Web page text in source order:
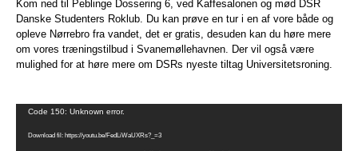
Kom ned til Peblinge Dossering 6, ved Kaffesalonen og mød DSR
Danske Studenters Roklub. Du kan prøve en tur i en af vore både og
opleve Nørrebro fra vandet, det er gratis, desuden kan du høre mere
om vores træningstilbud i Svanemøllehavnen. Der vil også være
mulighed for at høre mere om DSRs nyeste tiltag Universitetsroning.
Videoafspiller
Code 150: Unknown error.
Download fil: https://youtu.be/FedLiWaUXRs?_=3